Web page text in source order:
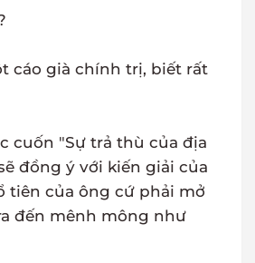
cáo già chính trị, biết rất
cuốn "Sự trả thù của địa
đồng ý với kiến giải của
tiên của ông cứ phải mở
đến mênh mông như